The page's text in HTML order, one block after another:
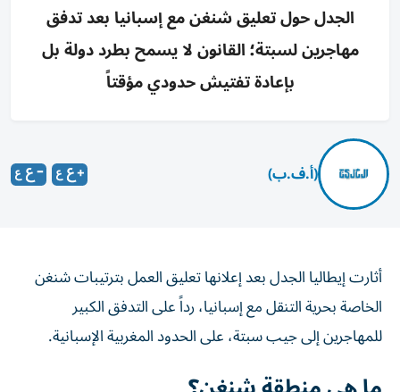
الجدل حول تعليق شنغن مع إسبانيا بعد تدفق
مهاجرين لسبتة؛ القانون لا يسمح بطرد دولة بل
بإعادة تفتيش حدودي مؤقتاً
(أ.ف.ب)
أثارت إيطاليا الجدل بعد إعلانها تعليق العمل بترتيبات شنغن
الخاصة بحرية التنقل مع إسبانيا، رداً على ‌التدفق الكبير
للمهاجرين إلى جيب سبتة، على الحدود المغربية الإسبانية.
ما هي منطقة شنغن؟